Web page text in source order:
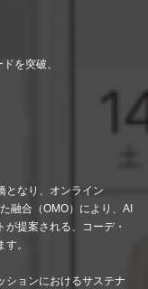
を突破、
となり、オンライン
融合（OMO）により、AI
提案される、コーデ・
。
ョンにおけるサステナ